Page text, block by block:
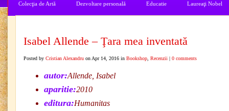
Colecţia de Artă Dezvoltare personală Educatie Laureaţi Nobel
Isabel Allende – Ţara mea inventată
Posted by Cristian Alexandru on Apr 14, 2016 in Bookshop Recenzii | 0 comments
autor:Allende, Isabel
aparitie:2010
editura:Humanitas